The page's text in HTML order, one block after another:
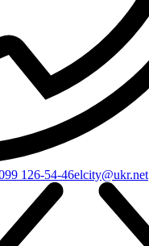
126-54-46elcity@ukr.net